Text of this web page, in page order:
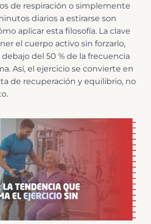
de respiración o simplemente
diarios a estirarse son
aplicar esta filosofía. La clave
el cuerpo activo sin forzarlo,
del 50 % de la frecuencia
Así, el ejercicio se convierte en
de recuperación y equilibrio, no